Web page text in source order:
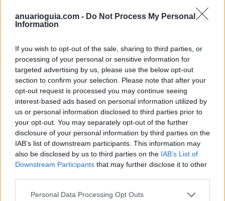
anuarioguia.com - Do Not Process My Personal
Information
If you wish to opt-out of the sale, sharing to third parties, or
processing of your personal or sensitive information for
targeted advertising by us, please use the below opt-out
section to confirm your selection. Please note that after your
opt-out request is processed you may continue seeing
interest-based ads based on personal information utilized by
us or personal information disclosed to third parties prior to
your opt-out. You may separately opt-out of the further
disclosure of your personal information by third parties on the
IAB’s list of downstream participants. This information may
also be disclosed by us to third parties on the IAB’s List of
Downstream Participants that may further disclose it to other
Personal Data Processing Opt Outs
Fraikin Renting - Alquiler de Vehículos
Coslada (Madrid)
Ver más
5576